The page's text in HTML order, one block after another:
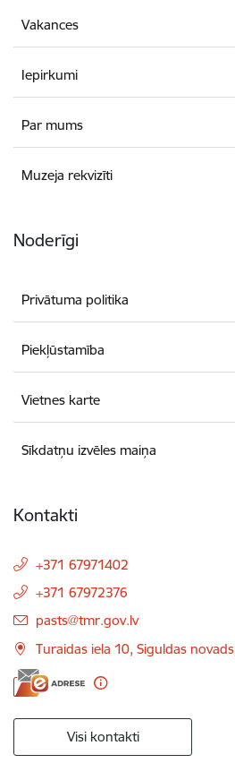
Vakances
Iepirkumi
Par mums
Muzeja rekvizīti
Noderīgi
Privātuma politika
Piekļūstamība
Vietnes karte
Sīkdatņu izvēles maiņa
Kontakti
+371 67971402
+371 67972376
E-pasts:
pasts@tmr.gov.lv
Turaidas iela 10, Siguldas
Visi kontakti